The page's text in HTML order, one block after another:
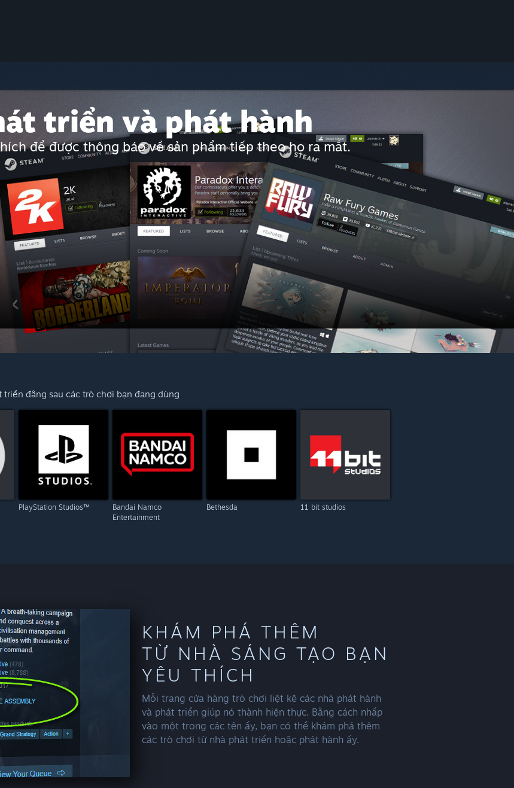
triển và phát hành
để được thông báo về sản phẩm tiếp theo họ ra mắt.
đằng sau các trò chơi bạn đang dùng
PlayStation Studios™
Bandai Namco
Entertainment
Bethesda 11 bit studios
KHÁM PHÁ THÊM
TỪ NHÀ SÁNG TẠO BẠN
YÊU THÍCH
Mỗi trang cửa hàng trò chơi liệt kê các nhà phát hành
và phát triển giúp nó thành hiện thực. Bằng cách nhấp
vào một trong các tên ấy, bạn có thể khám phá thêm
các trò chơi từ nhà phát triển hoặc phát hành ấy.